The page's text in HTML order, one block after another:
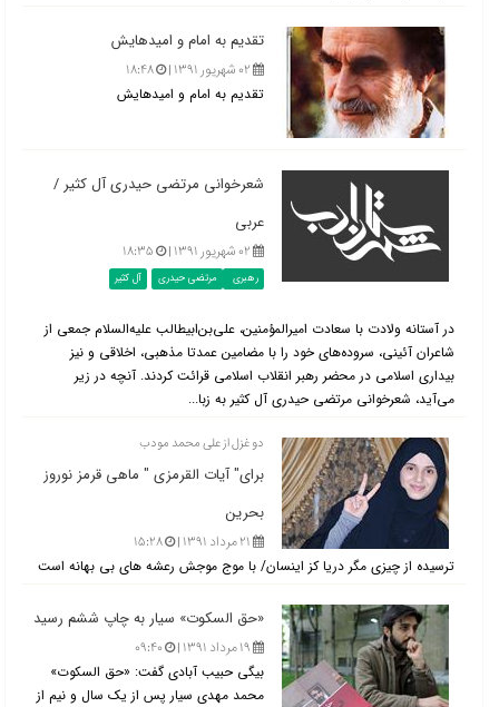
تقدیم به امام و امیدهایش
۰۲ شهریور ۱۳۹۱ | ۱۸:۴۸
تقدیم به امام و امیدهایش
شعرخوانی مرتضی حیدری آل كثیر /
عربی
۰۲ شهریور ۱۳۹۱ | ۱۸:۳۵
رهبری مرتضی حیدری آل کثیر
در آستانه ولادت با سعادت امیرالمؤمنین، علی‌بن‌ابیطالب علیه‌السلام جمعی از
شاعران آئینی، سروده‌های خود را با مضامین عمدتا مذهبی، اخلاقی و نیز
بیداری اسلامی در محضر رهبر انقلاب اسلامی قرائت كردند. آنچه در زیر
می‌آید، شعرخوانی مرتضی حیدری آل كثیر به زبا...
دو غزل از علی محمد مودب
برای" آیات القرمزی " ماهی قرمز نوروز
بحرین
۲۱ مرداد ۱۳۹۱ | ۱۵:۲۸
ترسیده از چیزی مگر دریا کز اینسان/ با موج موجش رعشه های بی بهانه است
«حق السکوت» سیار به چاپ ششم رسید
۱۹ مرداد ۱۳۹۱ | ۰۹:۴۰
بیگی حبیب آبادی گفت: «حق السکوت»
محمد مهدی سیار پس از یک سال و نیم از